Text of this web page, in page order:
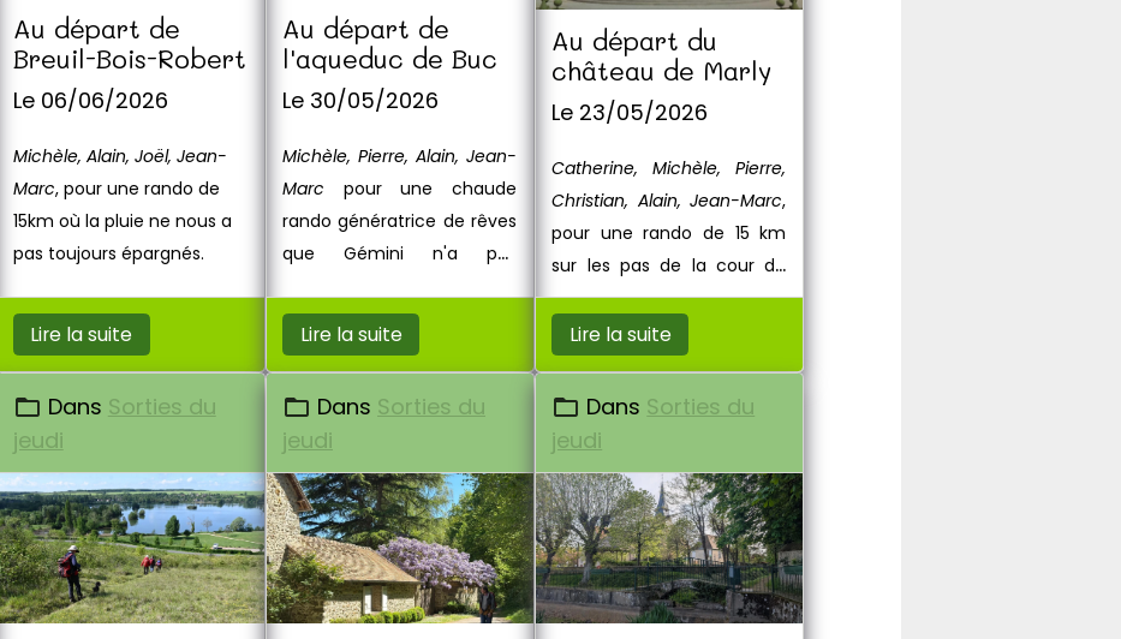
Au départ de
Breuil-Bois-Robert
Le 06/06/2026
Michèle, Alain, Joël, Jean-
Marc, pour une rando de
15km où la pluie ne nous a
pas toujours épargnés.
Lire la suite
Au départ de
l'aqueduc de Buc
Le 30/05/2026
Michèle, Pierre, Alain, Jean-
Marc pour une chaude
rando génératrice de rêves
que Gémini n'a pas
Lire la suite
Au départ du
château de Marly
Le 23/05/2026
Catherine, Michèle, Pierre,
Christian, Alain, Jean-Marc,
pour une rando de 15 km
sur les pas de la cour de
Louis XIV.
Lire la suite
Dans Sorties du
jeudi
Dans Sorties du
jeudi
Dans Sorties du
jeudi